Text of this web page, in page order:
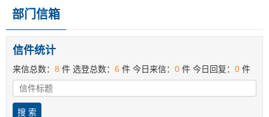
部门信箱
信件统计
来信总数： 8 件 选登总数： 6 件 今日来信： 0 件 今日回复： 0 件